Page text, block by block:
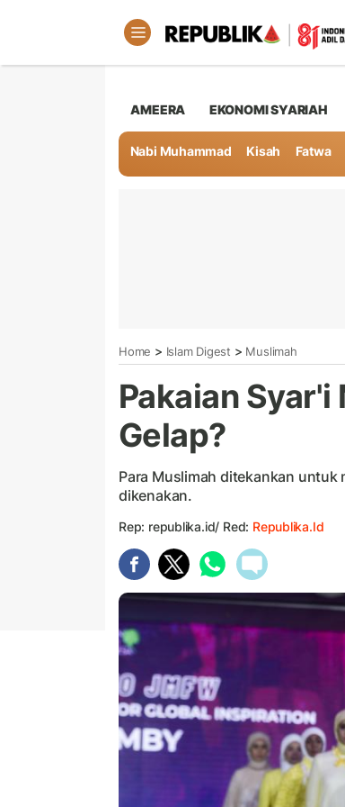
AMEERA EKONOMI SYARIAH
Nabi Muhammad Kisah Fatwa
Home > Islam Digest > Muslimah
Pakaian
Gelap?
Para Muslimah ditekankan
dikenakan.
Rep: republika.id/ Red: Republika.id